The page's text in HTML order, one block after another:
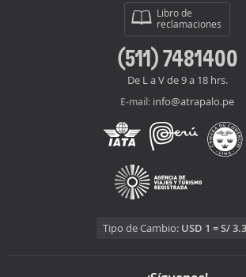
Libro de
reclamaciones
(511) 7481400
De L a V de 9 a 18 hrs.
E-mail: info@atrapalo.pe
Tipo de Cambio: USD 1 = S/